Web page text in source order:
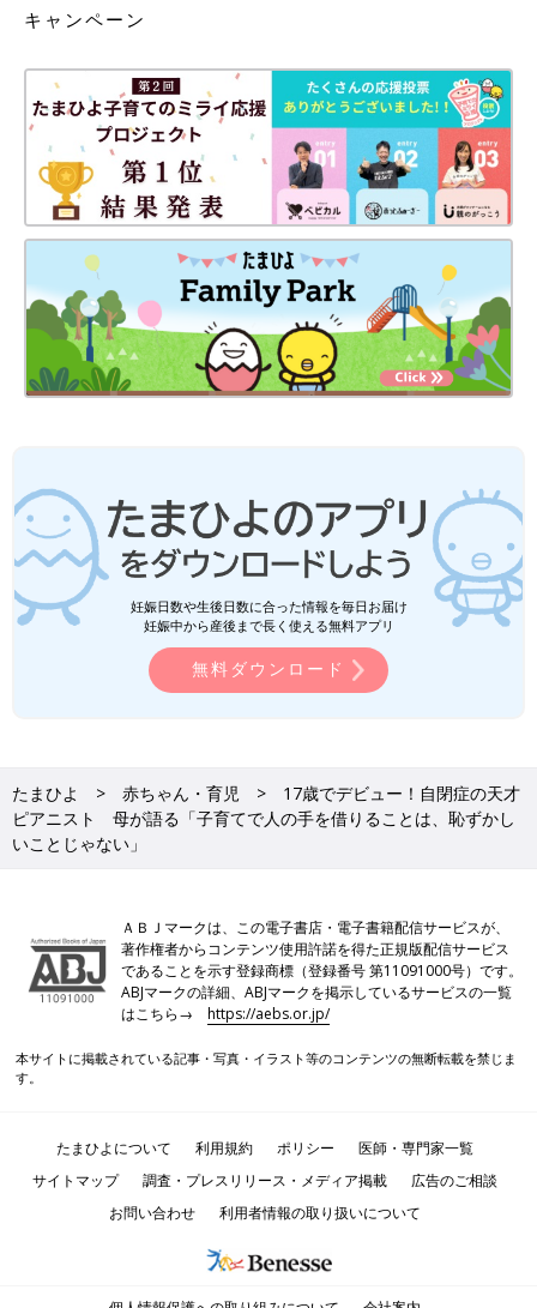
キャンペーン
妊娠日数や生後日数に合った情報を毎日お届け
妊娠中から産後まで長く使える無料アプリ
無料ダウンロード
たまひよ 赤ちゃん・育児
17歳でデビュー！自閉症の天才
ピアニスト 母が語る「子育てで人の手を借りることは、恥ずかし
いことじゃない」
ＡＢＪマークは、この電子書店・電子書籍配信サービスが、
著作権者からコンテンツ使用許諾を得た正規版配信サービス
であることを示す登録商標（登録番号 第11091000号）です。
ABJマークの詳細、ABJマークを掲示しているサービスの一覧
はこちら→https://aebs.or.jp/
本サイトに掲載されている記事・写真・イラスト等のコンテンツの無断転載を禁じま
す。
たまひよについて 利用規約 ポリシー
医師・専門家一覧
サイトマップ
調査・プレスリリース・メディア掲載
広告のご相談
お問い合わせ
利用者情報の取り扱いについて